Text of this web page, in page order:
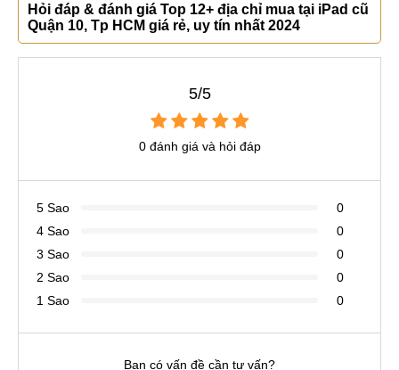
Hỏi đáp & đánh giá Top 12+ địa chỉ mua tại iPad cũ
Quận 10, Tp HCM giá rẻ, uy tín nhất 2024
5/5
0 đánh giá và hỏi đáp
5 Sao
0
4 Sao
0
3 Sao
0
2 Sao
0
1 Sao
0
Bạn có vấn đề cần tư vấn?